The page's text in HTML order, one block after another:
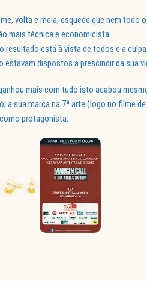
volta e meia, esquece que nem
mais técnica e economicista.
resultado está à vista de todos e a
estavam dispostos a prescindir da sua
mais com tudo isto acabou
a sua marca na 7ª arte (logo no filme
como protagonista.